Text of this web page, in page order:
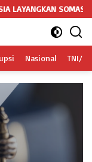
KEDUA DAN
Nasional TNI/